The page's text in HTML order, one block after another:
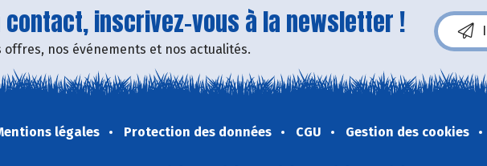
contact, inscrivez-vous à la newsletter !
offres, nos événements et nos actualités.
légales Protection des données CGU Gestion des cookies